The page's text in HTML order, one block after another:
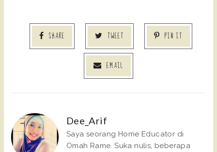
SHARE TWEET PIN IT
EMAIL
Dee_Arif
Saya seorang Home Educator di
Omah Rame. Suka nulis, beberapa